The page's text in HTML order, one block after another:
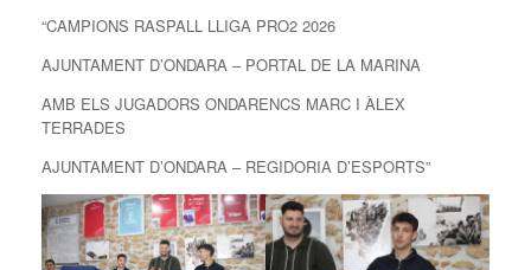
“CAMPIONS RASPALL LLIGA PRO2 2026
AJUNTAMENT D’ONDARA – PORTAL DE LA MARINA
AMB ELS JUGADORS ONDARENCS MARC I ÀLEX
TERRADES
AJUNTAMENT D’ONDARA – REGIDORIA D’ESPORTS”